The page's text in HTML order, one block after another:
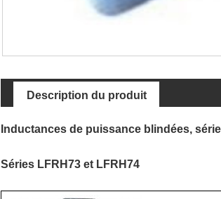
Description du produit
Inductances de puissance blindées,
Séries LFRH73 et LFRH74